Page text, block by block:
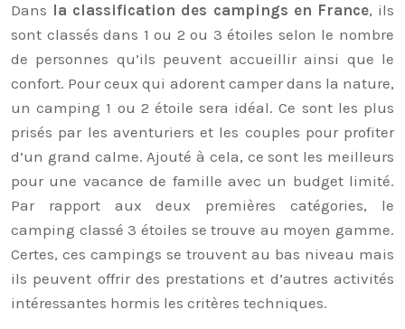
Dans la classification des campings en France, ils
sont classés dans 1 ou 2 ou 3 étoiles selon le nombre
de personnes qu’ils peuvent accueillir ainsi que le
confort. Pour ceux qui adorent camper dans la nature,
un camping 1 ou 2 étoile sera idéal. Ce sont les plus
prisés par les aventuriers et les couples pour profiter
d’un grand calme. Ajouté à cela, ce sont les meilleurs
pour une vacance de famille avec un budget limité.
Par rapport aux deux premières catégories, le
camping classé 3 étoiles se trouve au moyen gamme.
Certes, ces campings se trouvent au bas niveau mais
ils peuvent offrir des prestations et d’autres activités
intéressantes hormis les critères techniques.